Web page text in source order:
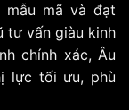
mẫu mã và đạt
tư vấn giàu kinh
chính xác, Âu
lực tối ưu, phù